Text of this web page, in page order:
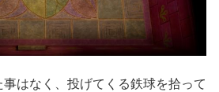
はなく、投げてくる鉄球を拾って